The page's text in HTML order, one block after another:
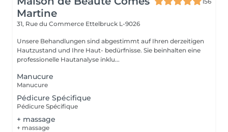
Martine
31, Rue du Commerce Ettelbruck L-9026
Unsere Behandlungen sind abgestimmt auf Ihren derzeitigen
Hautzustand und Ihre Haut- bedürfnisse. Sie beinhalten eine
professionelle Hautanalyse inklu...
Manucure
Manucure
Pédicure Spécifique
Pédicure Spécifique
+ massage
+ massage